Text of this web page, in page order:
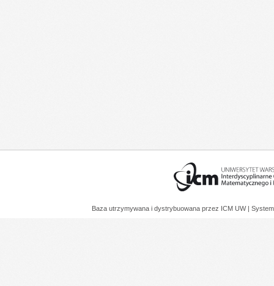
Baza utrzymywana i dystrybuowana przez ICM UW |